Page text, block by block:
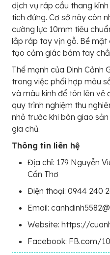
dịch vụ ráp cầu thang
tích đứng. Cơ sở này còn
cường lực 10mm tiêu
lắp ráp tay vịn gỗ. Bề
tạo cảm giác bám tay
Thế mạnh của Dinh Cảnh
trong việc phối hợp màu
và màu kính để tôn lên vẻ
quy trình nghiệm thu
nhỏ trước khi bàn giao
gia chủ.
Thông tin liên hệ
Địa chỉ: 179 Nguyễn
Cần Thơ
Điện thoại: 0944 240
Email:
Website: https://
Facebook: FB.com/